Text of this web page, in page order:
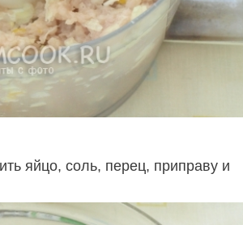
яйцо, соль, перец, приправу и